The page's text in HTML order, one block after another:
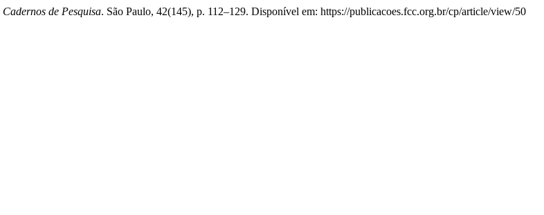
Cadernos de Pesquisa. São Paulo, 42(145), p. 112–129. Disponível em: https://publicacoes.fcc.org.br/cp/article/view/50